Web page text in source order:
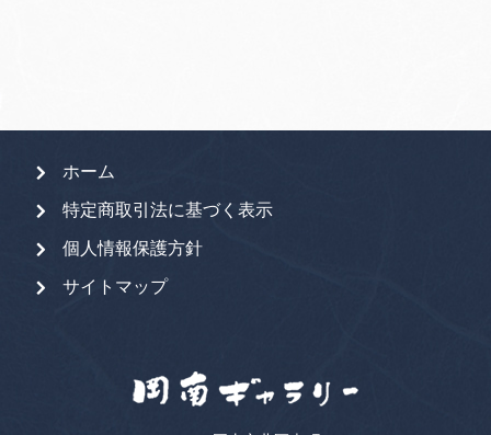
ホーム
特定商取引法に基づく表示
個人情報保護方針
サイトマップ